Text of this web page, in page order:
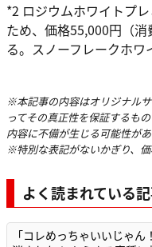
*2 ロジウムホワイトプ
ため、価格55,000円（
る。スノーフレークホワ
※本記事の内容はオリジナル
ってその真正性を保証するも
内容に不備が生じる可能性が
※特別な表記がないかぎり、価
よく読まれている
「コレめっちゃいいじゃ